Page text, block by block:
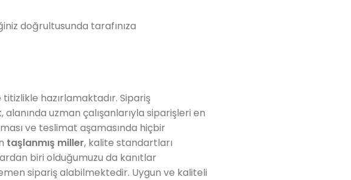
doğrultusunda tarafınıza
hazırlamaktadır. Sipariş
uzman çalışanlarıyla siparişleri en
ve teslimat aşamasında hiçbir
taşlanmış miller, kalite standartları
biri olduğumuzu da kanıtlar
sipariş alabilmektedir. Uygun ve kaliteli